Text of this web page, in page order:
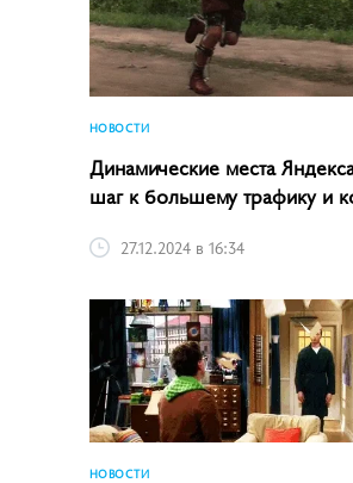
НОВОСТИ
Динамические места
шаг к большему трафику и
27.12.2024 в 16:34
НОВОСТИ